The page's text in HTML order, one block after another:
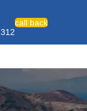
call back